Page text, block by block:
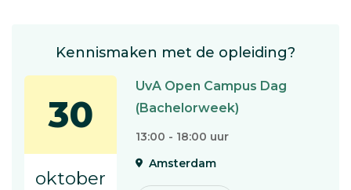
Kennismaken met de opleiding?
30
oktober
UvA Open Campus Dag
(Bachelorweek)
13:00 - 18:00 uur
Amsterdam